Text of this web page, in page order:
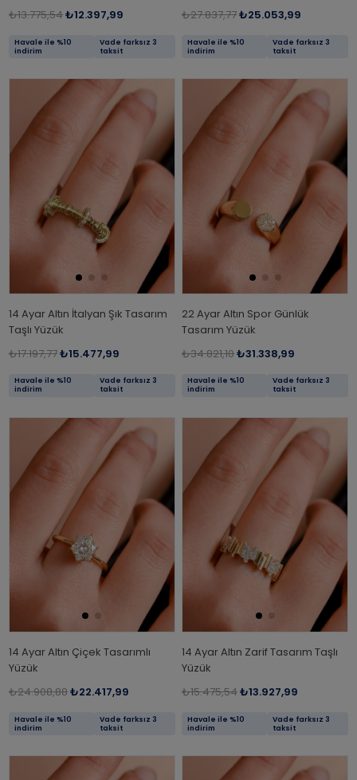
₺13.775,54₺12.397,99
Havale ile %10
indirim
Vade farksız 3
taksit
₺27.837,77₺25.053,99
Havale ile %10
indirim
Vade farksız 3
taksit
14 Ayar Altın İtalyan Şık Tasarım
Taşlı Yüzük
₺17.197,77₺15.477,99
Havale ile %10
indirim
Vade farksız 3
taksit
22 Ayar Altın Spor Günlük
Tasarım Yüzük
₺34.821,10₺31.338,99
Havale ile %10
indirim
Vade farksız 3
taksit
14 Ayar Altın Çiçek Tasarımlı
Yüzük
₺24.908,88₺22.417,99
Havale ile %10
indirim
Vade farksız 3
taksit
14 Ayar Altın Zarif Tasarım Taşlı
Yüzük
₺15.475,54₺13.927,99
Havale ile %10
indirim
Vade farksız 3
taksit